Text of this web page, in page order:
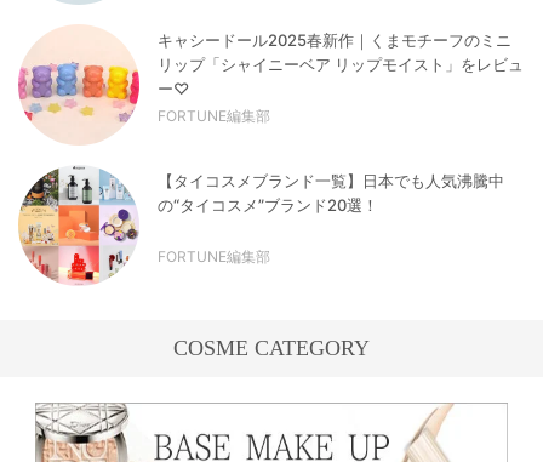
キャシードール2025春新作｜くまモチーフのミニ
リップ「シャイニーベア リップモイスト」をレビュ
ー♡
FORTUNE編集部
【タイコスメブランド一覧】日本でも人気沸騰中
の“タイコスメ”ブランド20選！
FORTUNE編集部
COSME CATEGORY